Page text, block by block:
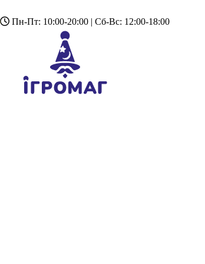
Пн-Пт: 10:00-20:00 | Сб-Вс: 12:00-18:00